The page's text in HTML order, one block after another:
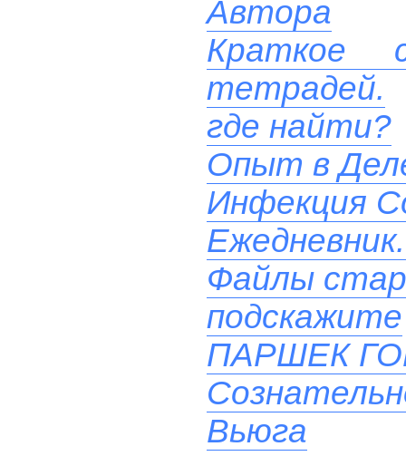
Автора
Краткое
тетрадей.
где найти?
Опыт в
Инфекция
Файлы
подскажите
ПАРШЕК
Вьюга